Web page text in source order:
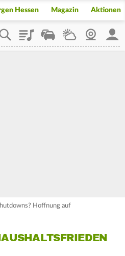
Hessen Magazin Aktionen
PlaylistStaupilotWetterWebcam
Hoffnung auf